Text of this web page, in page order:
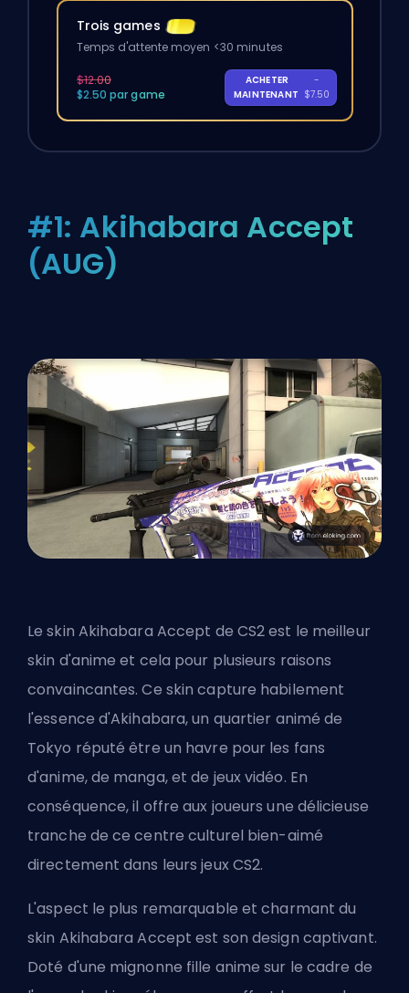
Trois games
Temps d'attente moyen <30 minutes
$12.00
$2.50 par game
ACHETER
MAINTENANT
-
$7.50
#1: Akihabara Accept
(AUG)
Le skin Akihabara Accept de CS2 est le meilleur
skin d'anime et cela pour plusieurs raisons
convaincantes. Ce skin capture habilement
l'essence d'Akihabara, un quartier animé de
Tokyo réputé être un havre pour les fans
d'anime, de manga, et de jeux vidéo. En
conséquence, il offre aux joueurs une délicieuse
tranche de ce centre culturel bien-aimé
directement dans leurs jeux CS2.
L'aspect le plus remarquable et charmant du
skin Akihabara Accept est son design captivant.
Doté d'une mignonne fille anime sur le cadre de